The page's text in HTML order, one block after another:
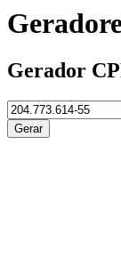
Gerador
Gerar